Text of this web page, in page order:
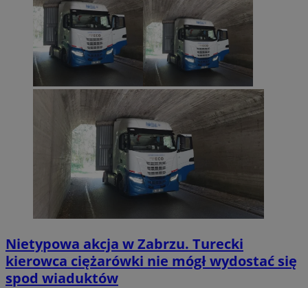
Nietypowa akcja w Zabrzu. Turecki
kierowca ciężarówki nie mógł wydostać się
spod wiaduktów